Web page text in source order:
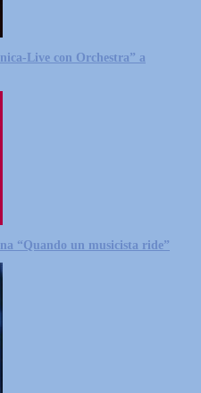
Live con Orchestra” a
“Quando un musicista ride”